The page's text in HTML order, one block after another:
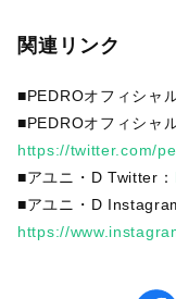
関連リンク
■PEDROオフィシャ
■PEDROオフィシャ
https://twitter.com/
■アユニ・D Twitter：
■アユニ・D
https://